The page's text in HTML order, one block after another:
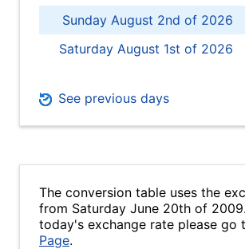
Sunday August 2nd of 2026
Saturday August 1st of 2026
See previous days
The conversion table uses the
from Saturday June 20th of
today's exchange rate please go
Page.